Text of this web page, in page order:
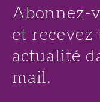
Abonnez-
et
actualité
mail.